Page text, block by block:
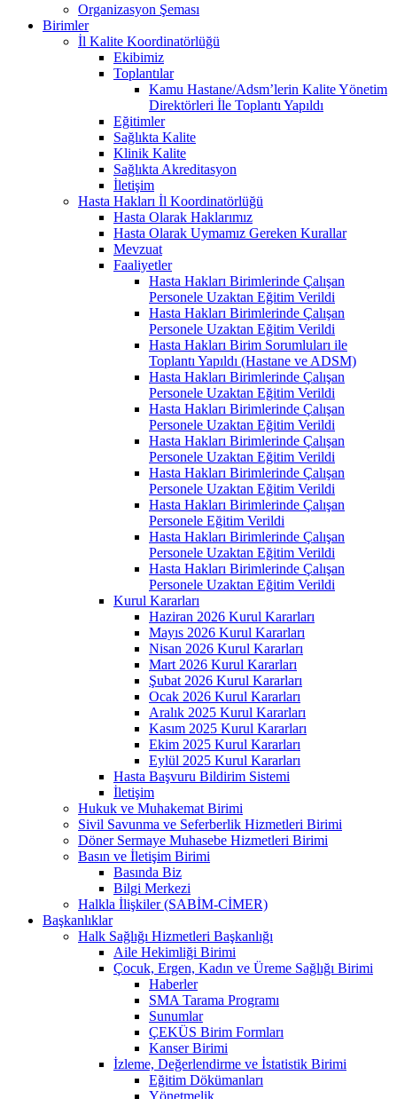
Organizasyon Şeması
Birimler
İl Kalite Koordinatörlüğü
Ekibimiz
Toplantılar
Kamu Hastane/Adsm’lerin Kalite Yönetim
Direktörleri İle Toplantı Yapıldı
Eğitimler
Sağlıkta Kalite
Klinik Kalite
Sağlıkta Akreditasyon
İletişim
Hasta Hakları İl Koordinatörlüğü
Hasta Olarak Haklarımız
Hasta Olarak Uymamız Gereken Kurallar
Mevzuat
Faaliyetler
Hasta Hakları Birimlerinde Çalışan
Personele Uzaktan Eğitim Verildi
Hasta Hakları Birimlerinde Çalışan
Personele Uzaktan Eğitim Verildi
Hasta Hakları Birim Sorumluları ile
Toplantı Yapıldı (Hastane ve ADSM)
Hasta Hakları Birimlerinde Çalışan
Personele Uzaktan Eğitim Verildi
Hasta Hakları Birimlerinde Çalışan
Personele Uzaktan Eğitim Verildi
Hasta Hakları Birimlerinde Çalışan
Personele Uzaktan Eğitim Verildi
Hasta Hakları Birimlerinde Çalışan
Personele Uzaktan Eğitim Verildi
Hasta Hakları Birimlerinde Çalışan
Personele Eğitim Verildi
Hasta Hakları Birimlerinde Çalışan
Personele Uzaktan Eğitim Verildi
Hasta Hakları Birimlerinde Çalışan
Personele Uzaktan Eğitim Verildi
Kurul Kararları
Haziran 2026 Kurul Kararları
Mayıs 2026 Kurul Kararları
Nisan 2026 Kurul Kararları
Mart 2026 Kurul Kararları
Şubat 2026 Kurul Kararları
Ocak 2026 Kurul Kararları
Aralık 2025 Kurul Kararları
Kasım 2025 Kurul Kararları
Ekim 2025 Kurul Kararları
Eylül 2025 Kurul Kararları
Hasta Başvuru Bildirim Sistemi
İletişim
Hukuk ve Muhakemat Birimi
Sivil Savunma ve Seferberlik Hizmetleri Birimi
Döner Sermaye Muhasebe Hizmetleri Birimi
Basın ve İletişim Birimi
Basında Biz
Bilgi Merkezi
Halkla İlişkiler (SABİM-CİMER)
Başkanlıklar
Halk Sağlığı Hizmetleri Başkanlığı
Aile Hekimliği Birimi
Çocuk, Ergen, Kadın ve Üreme Sağlığı Birimi
Haberler
SMA Tarama Programı
Sunumlar
ÇEKÜS Birim Formları
Kanser Birimi
İzleme, Değerlendirme ve İstatistik Birimi
Eğitim Dökümanları
Yönetmelik